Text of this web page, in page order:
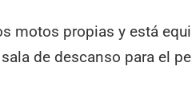
motos propias y está
de descanso para el